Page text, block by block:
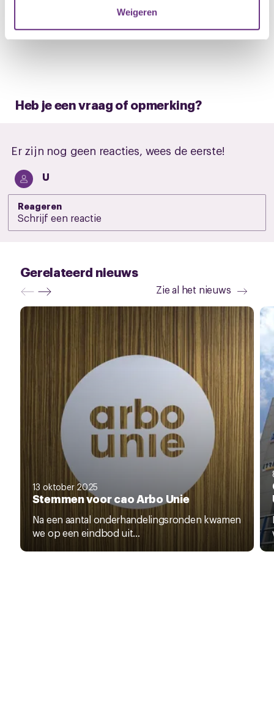
U kunt uw toestemming op elk moment wijzigen of
Weigeren
Heb je een vraag of opmerking?
Er zijn nog geen reacties, wees de eerste!
U
Reageren
Gerelateerd nieuws
Zie al het nieuws
13 oktober 2025
Stemmen voor cao Arbo Unie
Na een aantal onderhandelingsronden kwamen
we op een eindbod uit...